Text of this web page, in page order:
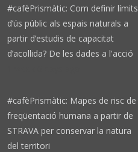
#cafèPrismàtic: Com definir límits
d’ús públic als espais naturals a
partir d’estudis de capacitat
d’acollida? De les dades a l'acció
#cafèPrismàtic: Mapes de risc de
freqüentació humana a partir de
STRAVA per conservar la natura
del territori